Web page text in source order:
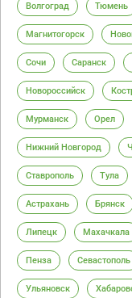
Волгоград Тюмень
Магнитогорск
Сочи Саранск
Новороссийск
Мурманск Орел
Нижний Новгород
Ставрополь Тула
Астрахань Брянск
Липецк Махачкала
Пенза Севастополь
Ульяновск